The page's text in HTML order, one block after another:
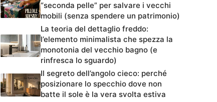
“seconda pelle” per salvare i vecchi
mobili (senza spendere un patrimonio)
La teoria del dettaglio freddo:
l’elemento minimalista che spezza la
monotonia del vecchio bagno (e
rinfresca lo sguardo)
Il segreto dell’angolo cieco: perché
posizionare lo specchio dove non
batte il sole è la vera svolta estiva